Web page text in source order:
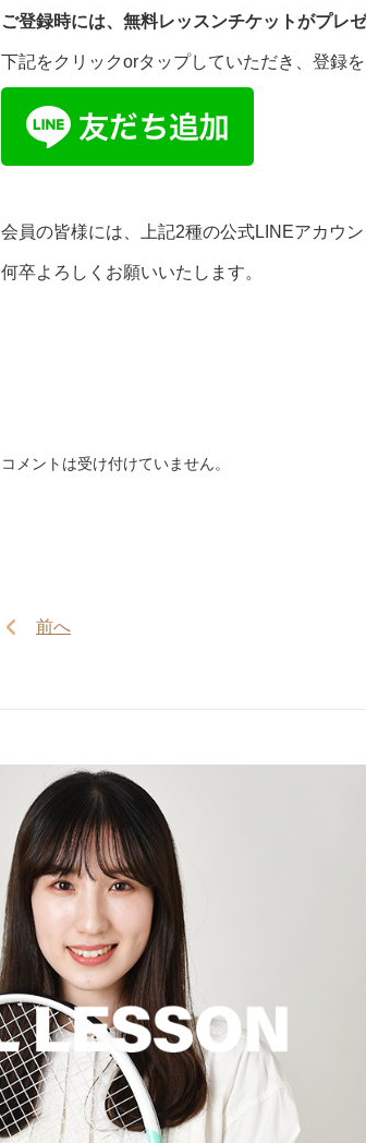
ご登録時には、無料レッスンチケットがプレ
下記をクリックorタップしていただき、登録を
会員の皆様には、上記2種の公式LINEアカウ
何卒よろしくお願いいたします。
コメントは受け付けていません。
前へ